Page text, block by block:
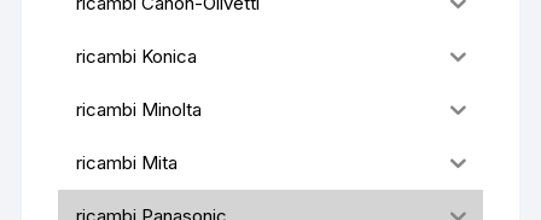
ricambi Konica
ricambi Minolta
ricambi Mita